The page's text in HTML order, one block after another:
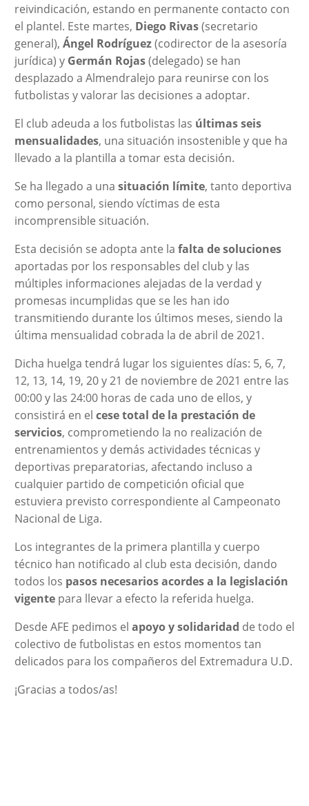
reivindicación, estando en permanente contacto con
el plantel. Este martes, Diego Rivas(secretario
general), Ángel Rodríguez(codirector de la asesoría
jurídica) y Germán Rojas(delegado) se han
desplazado a Almendralejo para reunirse con los
futbolistas y valorar las decisiones a adoptar.
El club adeuda a los futbolistas las últimas seis
mensualidades, una situación insostenible y que ha
llevado a la plantilla a tomar esta decisión.
Se ha llegado a una situación límite, tanto deportiva
como personal, siendo víctimas de esta
incomprensible situación.
Esta decisión se adopta ante la falta de soluciones
aportadas por los responsables del club y las
múltiples informaciones alejadas de la verdad y
promesas incumplidas que se les han ido
transmitiendo durante los últimos meses, siendo la
última mensualidad cobrada la de abril de 2021.
Dicha huelga tendrá lugar los siguientes días: 5, 6, 7,
12, 13, 14, 19, 20 y 21 de noviembre de 2021 entre las
00:00 y las 24:00 horas de cada uno de ellos, y
consistirá en el cese total de la prestación de
servicios, comprometiendo la no realización de
entrenamientos y demás actividades técnicas y
deportivas preparatorias, afectando incluso a
cualquier partido de competición oficial que
estuviera previsto correspondiente al Campeonato
Nacional de Liga.
Los integrantes de la primera plantilla y cuerpo
técnico han notificado al club esta decisión, dando
todos los pasos necesarios acordes a la legislación
vigentepara llevar a efecto la referida huelga.
Desde AFE pedimos el apoyo y solidaridad de todo el
colectivo de futbolistas en estos momentos tan
delicados para los compañeros del Extremadura U.D.
¡Gracias a todos/as!